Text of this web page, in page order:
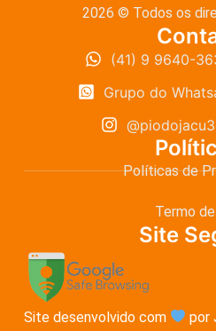
2026 © Todos os
(41) 9 9640-
Grupo do
@piodojacu3
Políticas de
Termo
Site
Site desenvolvido com por